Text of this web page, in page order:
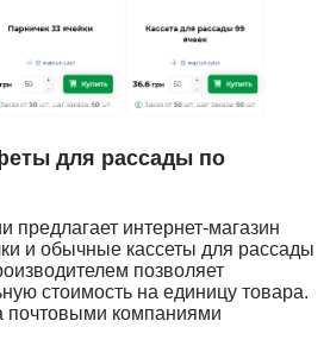
для рассады по
интернет-магазин
и обычные кассеты для рассады
позволяет
стоимость на единицу товара.
почтовыми компаниями